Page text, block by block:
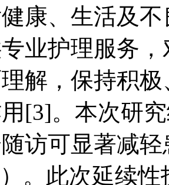
康、生活及
业护理服务
解，保持积
[3]。本次研
访可显著减
）。此次延续